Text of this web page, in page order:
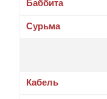
Баббита
Сурьма
Кабель